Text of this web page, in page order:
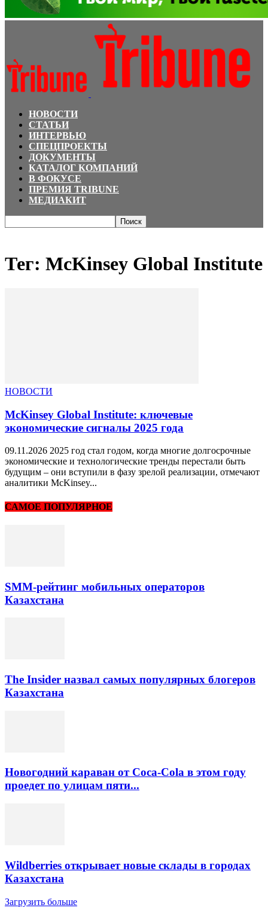
НОВОСТИ
СТАТЬИ
ИНТЕРВЬЮ
СПЕЦПРОЕКТЫ
ДОКУМЕНТЫ
КАТАЛОГ КОМПАНИЙ
В ФОКУСЕ
ПРЕМИЯ TRIBUNE
МЕДИАКИТ
Тег: McKinsey Global Institute
НОВОСТИ
McKinsey Global Institute: ключевые
экономические сигналы 2025 года
09.11.2026 2025 год стал годом, когда многие долгосрочные
экономические и технологические тренды перестали быть
будущим – они вступили в фазу зрелой реализации, отмечают
аналитики McKinsey...
САМОЕ ПОПУЛЯРНОЕ
SMM-рейтинг мобильных операторов
Казахстана
The Insider назвал самых популярных блогеров
Казахстана
Новогодний караван от Coca-Cola в этом году
проедет по улицам пяти...
Wildberries открывает новые склады в городах
Казахстана
Загрузить больше